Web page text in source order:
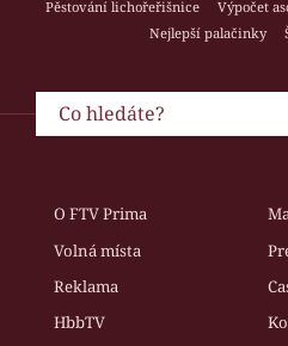
Pěstování lichořeřišnice
Výpočet
Nejlepší palačinky
O FTV Prima
Volná místa
Reklama
HbbTV